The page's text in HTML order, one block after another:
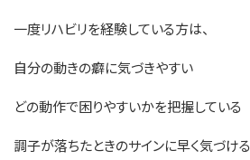
一度リハビリを経験している方は、
自分の動きの癖に気づきやすい
どの動作で困りやすいかを把握している
調子が落ちたときのサインに早く気づける